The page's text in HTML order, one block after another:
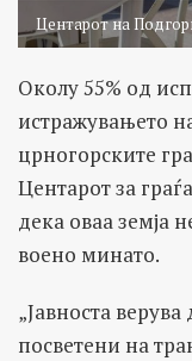
Центарот на
Околу 55% ​​од
истражувањето
црногорските
Центарот за
дека оваа земја
воено минато.
„Јавноста
посветени на